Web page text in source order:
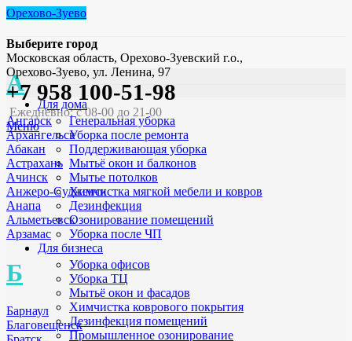
Орехово-Зуево
Выберите город
А
Ангарск
Архангельск
Абакан
Астрахань
Ачинск
Анжеро-Судженск
Анапа
Альметьевск
Арзамас
Б
Барнаул
Благовещенск
Московская область, Орехово-Зуевский г.о.,
Орехово-Зуево, ул. Ленина, 97
+7 958 100-51-98
Ежедневно: с 08-00 до 21-00
Меню
Для дома
Генеральная уборка
Уборка после ремонта
Поддерживающая уборка
Мытьё окон и балконов
Мытье потолков
Химчистка мягкой мебели и ковров
Дезинфекция
Озонирование помещений
Уборка после ЧП
Для бизнеса
Уборка офисов
Уборка ТЦ
Мытьё окон и фасадов
Химчистка коврового покрытия
Дезинфекция помещений
Промышленное озонирование